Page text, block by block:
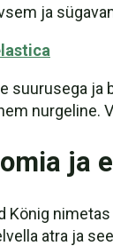
ja
suurusega ja
nurgeline.
ja
König
atra ja